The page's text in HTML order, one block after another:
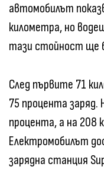
автомобилът
километра, но
тази стойност ще
След първите 71
75 процента
процента, а на 208
Електромобилът
зарядна станция